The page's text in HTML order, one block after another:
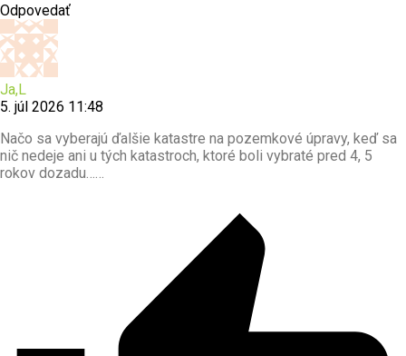
Odpovedať
Ja,L
5. júl 2026 11:48
Načo sa vyberajú ďalšie katastre na pozemkové úpravy, keď sa
nič nedeje ani u tých katastroch, ktoré boli vybraté pred 4, 5
rokov dozadu……